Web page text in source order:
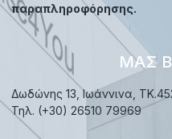
παραπληροφόρησης.
ΜΑΣ
Δωδώνης 13, Ιωάννινα,
Τηλ. (+30) 26510 79969